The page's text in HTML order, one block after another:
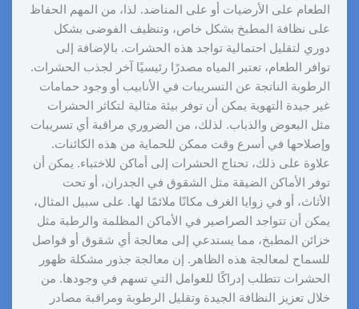
الطعام على الأرضيات أو على المناضد. لذا، من المهم الحفاظ
على نظافة المطبخ بشكل خاص، وتنظيف الفوضى بشكل
دوري لتقليل احتمالية تواجد هذه الحشرات. بالإضافة إلى
توافر الطعام، تعتبر المياه مصدرًا رئيسيًا آخر لجذب الحشرات.
الرطوبة الناتجة عن التسريبات في الأنابيب أو وجود حمامات
غير جيدة التهوية يمكن أن توفر بيئة مثالية لتكاثر الحشرات
مثل البعوض والذباب. لذلك، من الضروري مراقبة أي تسريبات
وإصلاحها في أسرع وقت ممكن للحماية من هذه الكائنات.
علاوة على ذلك، تحتاج الحشرات إلى أماكن للاختباء. يمكن أن
توفر الأماكن الضيقة مثل الشقوق في الجدران، أو تحت
الأثاث، أو في زوايا الغرف مكانًا ملائمًا لها. على سبيل المثال،
يمكن أن تتواجد الصراصير في الأماكن المظلمة والرطبة مثل
خزائن المطبخ، مما يستدعي إلى معالجة أي شقوق أو فواصل
للسماح لمعالجة هذه الظاهر. إن معالجة جذور مشكلة ظهور
الحشرات تتطلب إدراكًا للعوامل التي تسهم في وجودها. من
خلال تعزيز النظافة الجيدة وتقليل الرطوبة ومراقبة مصادر